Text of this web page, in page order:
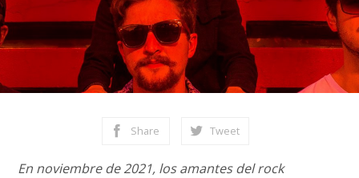
Share Tweet
En noviembre de 2021, los amantes del rock